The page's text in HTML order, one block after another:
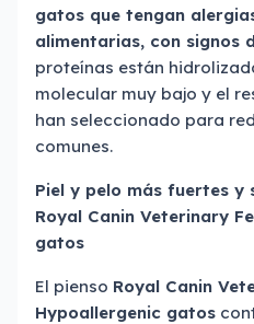
gatos que tengan
alimentarias, con signos
proteínas están
molecular muy bajo y el
han seleccionado para
comunes.
Piel y pelo más fuertes y
Royal Canin Veterinary
gatos
El pienso Royal Canin
Hypoallergenic gatos